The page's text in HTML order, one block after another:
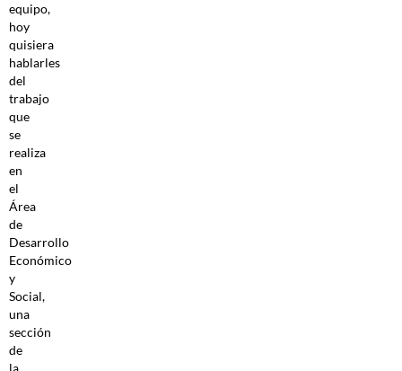
equipo,
hoy
quisiera
hablarles
del
trabajo
que
se
realiza
en
el
Área
de
Desarrollo
Económico
y
Social,
una
sección
de